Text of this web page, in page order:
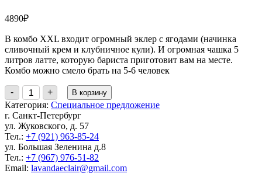
4890₽
В комбо XXL входит огромный эклер с ягодами (начинка
сливочный крем и клубничное кули). И огромная чашка 5
литров латте, которую бариста приготовит вам на месте.
Комбо можно смело брать на 5-6 человек
-
Количество
товара
КОМБО
XXL
только
самовывоз
+ В корзину
Категория: Специальное предложение
г. Санкт-Петербург
ул. Жуковского, д. 57
Тел.: +7 (921) 963-85-24
ул. Большая Зеленина д.8
Тел.: +7 (967) 976-51-82
Email: lavandaeclair@gmail.com